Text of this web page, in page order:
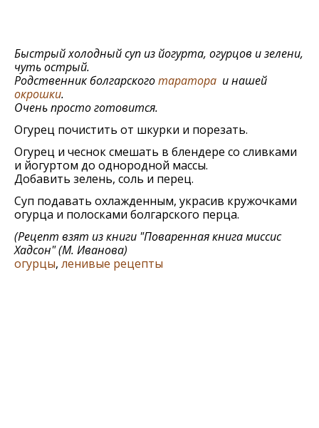
Быстрый холодный суп из йогурта, огурцов и зелени,
чуть острый.
Родственник болгарскоготаратора и нашей
окрошки.
Очень просто готовится.
Огурец почистить от шкурки и порезать.
Огурец и чеснок смешать в блендере со сливками
и йогуртом до однородной массы.
Добавить зелень, соль и перец.
Суп подавать охлажденным, украсив кружочками
огурца и полосками болгарского перца.
(Рецепт взят из книги "Поваренная книга миссис
Хадсон" (М. Иванова)
огурцы, ленивые рецепты